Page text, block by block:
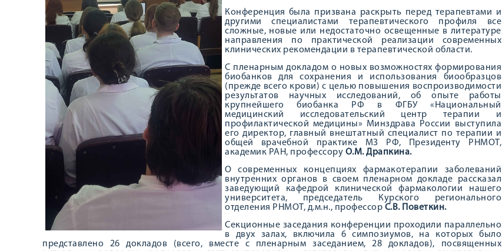
Конференция была призвана раскрыть перед терапевтами и
другими специалистами терапевтического профиля все
сложные, новые или недостаточно освещенные в литературе
направления по практической реализации современных
клинических рекомендации в терапевтической области.
С пленарным докладом о новых возможностях формирования
биобанков для сохранения и использования биообразцов
(прежде всего крови) с целью повышения воспроизводимости
результатов научных исследований, об опыте работы
крупнейшего биобанка РФ в ФГБУ «Национальный
медицинский исследовательский центр терапии и
профилактической медицины» Минздрава России выступила
его директор, главный внештатный специалист по терапии и
общей врачебной практике МЗ РФ, Президенту РНМОТ,
академик РАН, профессору О.М. Драпкина.
О современных концепциях фармакотерапии заболеваний
внутренних органов в своем пленарном докладе рассказал
заведующий кафедрой клинической фармакологии нашего
университета, председатель Курского регионального
отделения РНМОТ, д.м.н., профессор С.В. Поветкин.
Секционные заседания конференции проходили параллельно
в двух залах, включила 6 симпозиумов, на которых было
представлено 26 докладов (всего, вместе с пленарным заседанием, 28 докладов), посвященных